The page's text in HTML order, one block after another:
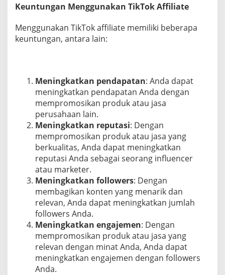
Keuntungan Menggunakan TikTok Affiliate
Menggunakan TikTok affiliate memiliki beberapa
keuntungan, antara lain:
Meningkatkan pendapatan: Anda dapat
meningkatkan pendapatan Anda dengan
mempromosikan produk atau jasa
perusahaan lain.
Meningkatkan reputasi: Dengan
mempromosikan produk atau jasa yang
berkualitas, Anda dapat meningkatkan
reputasi Anda sebagai seorang influencer
atau marketer.
Meningkatkan followers: Dengan
membagikan konten yang menarik dan
relevan, Anda dapat meningkatkan jumlah
followers Anda.
Meningkatkan engajemen: Dengan
mempromosikan produk atau jasa yang
relevan dengan minat Anda, Anda dapat
meningkatkan engajemen dengan followers
Anda.